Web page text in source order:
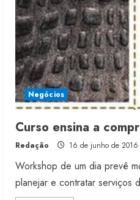
Negócios
Curso ensina a
Redação 16 de junho de 2016
Workshop de um dia prevê
planejar e contratar serviços